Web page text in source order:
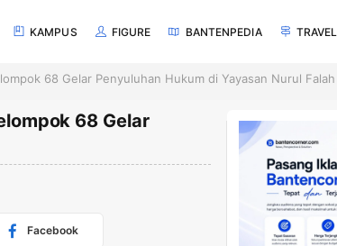
KAMPUS FIGURE BANTENPEDIA TRAVEL
68 Gelar Penyuluhan Hukum di Yayasan Nurul Falah
68 Gelar
Facebook